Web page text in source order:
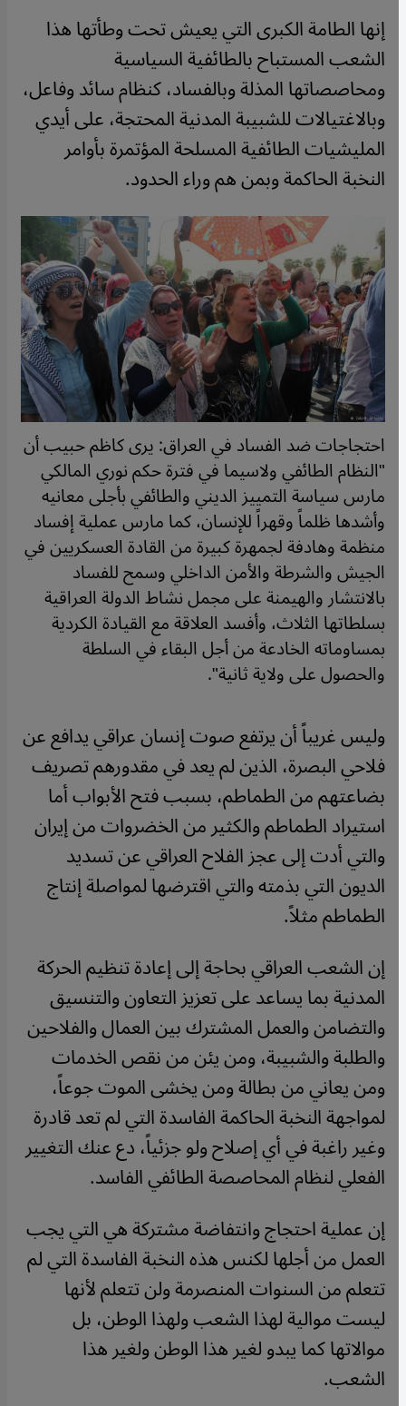
إنها الطامة الكبرى التي يعيش تحت وطأتها هذا
الشعب المستباح بالطائفية السياسية
ومحاصصاتها المذلة وبالفساد، كنظام سائد وفاعل،
وبالاغتيالات للشبيبة المدنية المحتجة، على أيدي
المليشيات الطائفية المسلحة المؤتمرة بأوامر
النخبة الحاكمة وبمن هم وراء الحدود.
احتجاجات ضد الفساد في العراق: يرى كاظم حبيب أن
"النظام الطائفي ولاسيما في فترة حكم نوري المالكي
مارس سياسة التمييز الديني والطائفي بأجلى معانيه
وأشدها ظلماً وقهراً للإنسان، كما مارس عملية إفساد
منظمة وهادفة لجمهرة كبيرة من القادة العسكريين في
الجيش والشرطة والأمن الداخلي وسمح للفساد
بالانتشار والهيمنة على مجمل نشاط الدولة العراقية
بسلطاتها الثلاث، وأفسد العلاقة مع القيادة الكردية
بمساوماته الخادعة من أجل البقاء في السلطة
والحصول على ولاية ثانية".
وليس غريباً أن يرتفع صوت إنسان عراقي يدافع عن
فلاحي البصرة، الذين لم يعد في مقدورهم تصريف
بضاعتهم من الطماطم، بسبب فتح الأبواب أما
استيراد الطماطم والكثير من الخضروات من إيران
والتي أدت إلى عجز الفلاح العراقي عن تسديد
الديون التي بذمته والتي اقترضها لمواصلة إنتاج
الطماطم مثلاً.
إن الشعب العراقي بحاجة إلى إعادة تنظيم الحركة
المدنية بما يساعد على تعزيز التعاون والتنسيق
والتضامن والعمل المشترك بين العمال والفلاحين
والطلبة والشبيبة، ومن يئن من نقص الخدمات
ومن يعاني من بطالة ومن يخشى الموت جوعاً،
لمواجهة النخبة الحاكمة الفاسدة التي لم تعد قادرة
وغير راغبة في أي إصلاح ولو جزئياً، دع عنك التغيير
الفعلي لنظام المحاصصة الطائفي الفاسد.
إن عملية احتجاج وانتفاضة مشتركة هي التي يجب
العمل من أجلها لكنس هذه النخبة الفاسدة التي لم
تتعلم من السنوات المنصرمة ولن تتعلم لأنها
ليست موالية لهذا الشعب ولهذا الوطن، بل
موالاتها كما يبدو لغير هذا الوطن ولغير هذا
الشعب.